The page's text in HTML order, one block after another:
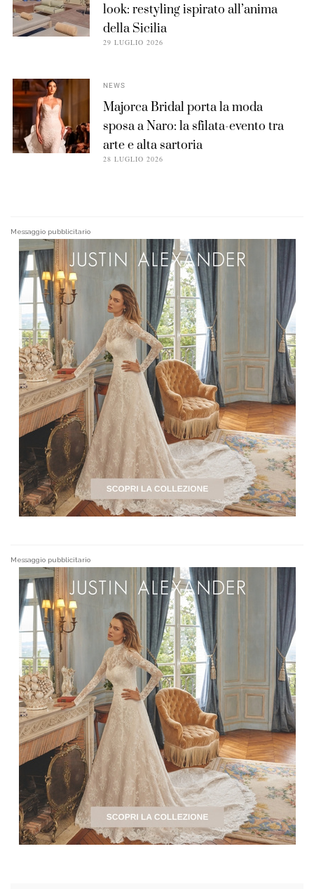
look: restyling ispirato all’anima
della Sicilia
29 LUGLIO 2026
NEWS
Majorca Bridal porta la moda
sposa a Naro: la sfilata-evento tra
arte e alta sartoria
28 LUGLIO 2026
Messaggio pubblicitario
Messaggio pubblicitario